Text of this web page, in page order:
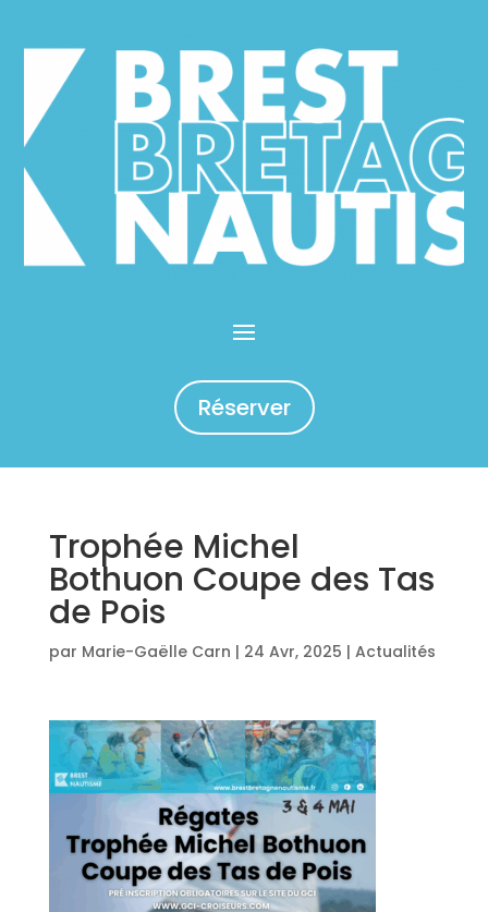
Réserver
Trophée Michel
Bothuon Coupe des Tas
de Pois
par Marie-Gaëlle Carn | 24 Avr, 2025 | Actualités